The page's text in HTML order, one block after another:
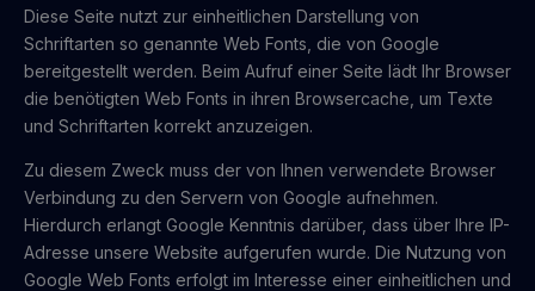
Diese Seite nutzt zur einheitlichen Darstellung von
Schriftarten so genannte Web Fonts, die von Google
bereitgestellt werden. Beim Aufruf einer Seite lädt Ihr Browser
die benötigten Web Fonts in ihren Browsercache, um Texte
und Schriftarten korrekt anzuzeigen.
Zu diesem Zweck muss der von Ihnen verwendete Browser
Verbindung zu den Servern von Google aufnehmen.
Hierdurch erlangt Google Kenntnis darüber, dass über Ihre IP-
Adresse unsere Website aufgerufen wurde. Die Nutzung von
Google Web Fonts erfolgt im Interesse einer einheitlichen und